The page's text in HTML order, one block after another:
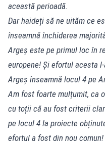
această perioadă.
Dar haideți să ne uităm ce
înseamnă închiderea
Argeș este pe primul loc în
europene! Și efortul acesta
Argeș înseamnă locul 4 pe
Am fost foarte mulțumit, ca
cu toții că au fost criterii
pe locul 4 la proiecte
efortul a fost din nou